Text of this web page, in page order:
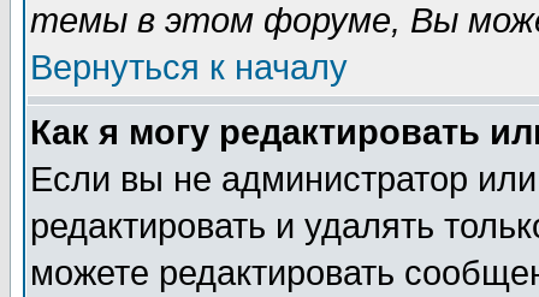
темы в этом форуме, Вы
Вернуться к началу
Как я могу редактировать
Если вы не администратор
редактировать и удалять
можете редактировать